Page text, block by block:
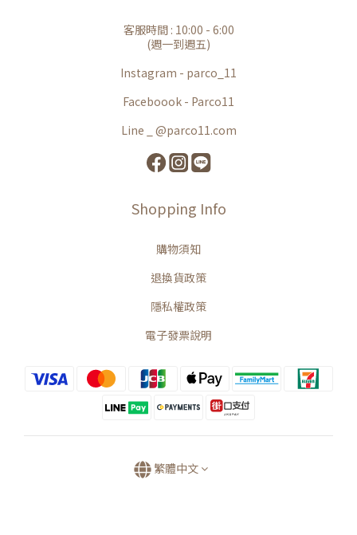
客服時間 : 10:00 - 6:00
(週一到週五)
Instagram - parco_11
Faceboook - Parco11
Line _ @parco11.com
Shopping Info
購物須知
退換貨政策
隱私權政策
電子發票說明
繁體中文